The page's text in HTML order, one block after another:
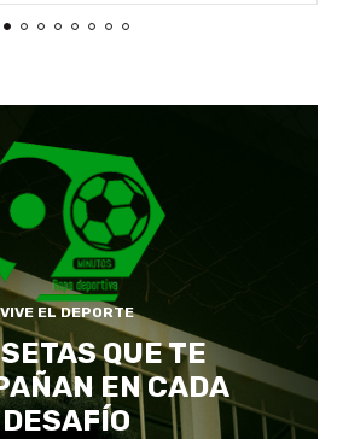
VIVE EL DEPORTE
QUE TE
EN CADA
DESAFÍO